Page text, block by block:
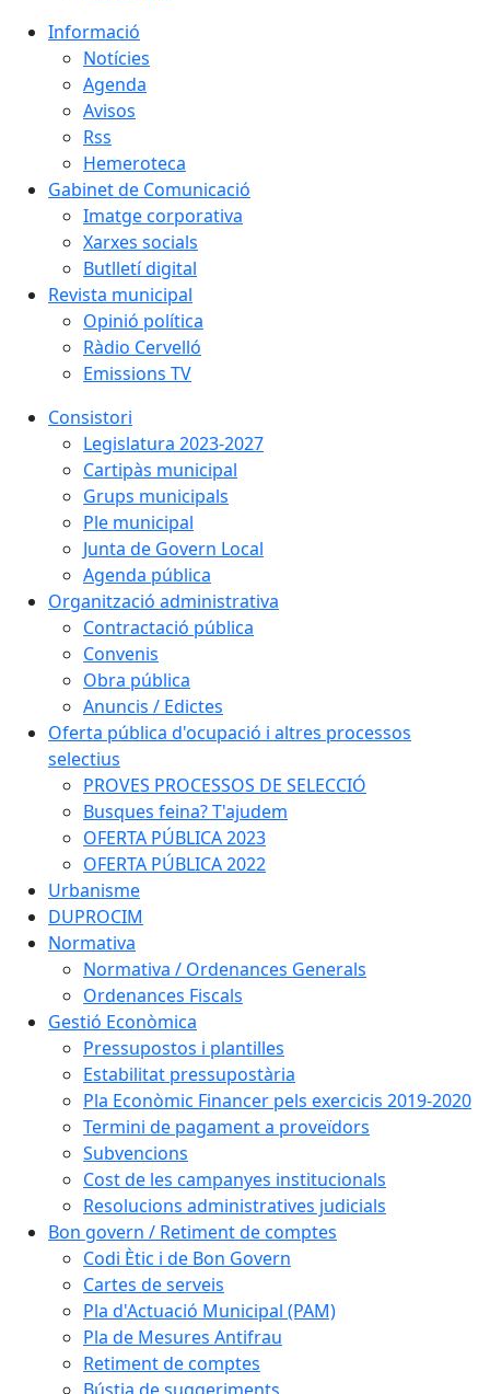
Informació
Notícies
Agenda
Avisos
Rss
Hemeroteca
Gabinet de Comunicació
Imatge corporativa
Xarxes socials
Butlletí digital
Revista municipal
Opinió política
Ràdio Cervelló
Emissions TV
Consistori
Legislatura 2023-2027
Cartipàs municipal
Grups municipals
Ple municipal
Junta de Govern Local
Agenda pública
Organització administrativa
Contractació pública
Convenis
Obra pública
Anuncis / Edictes
Oferta pública d'ocupació i altres processos
selectius
PROVES PROCESSOS DE SELECCIÓ
Busques feina? T'ajudem
OFERTA PÚBLICA 2023
OFERTA PÚBLICA 2022
Urbanisme
DUPROCIM
Normativa
Normativa / Ordenances Generals
Ordenances Fiscals
Gestió Econòmica
Pressupostos i plantilles
Estabilitat pressupostària
Pla Econòmic Financer pels exercicis 2019-2020
Termini de pagament a proveïdors
Subvencions
Cost de les campanyes institucionals
Resolucions administratives judicials
Bon govern / Retiment de comptes
Codi Ètic i de Bon Govern
Cartes de serveis
Pla d'Actuació Municipal (PAM)
Pla de Mesures Antifrau
Retiment de comptes